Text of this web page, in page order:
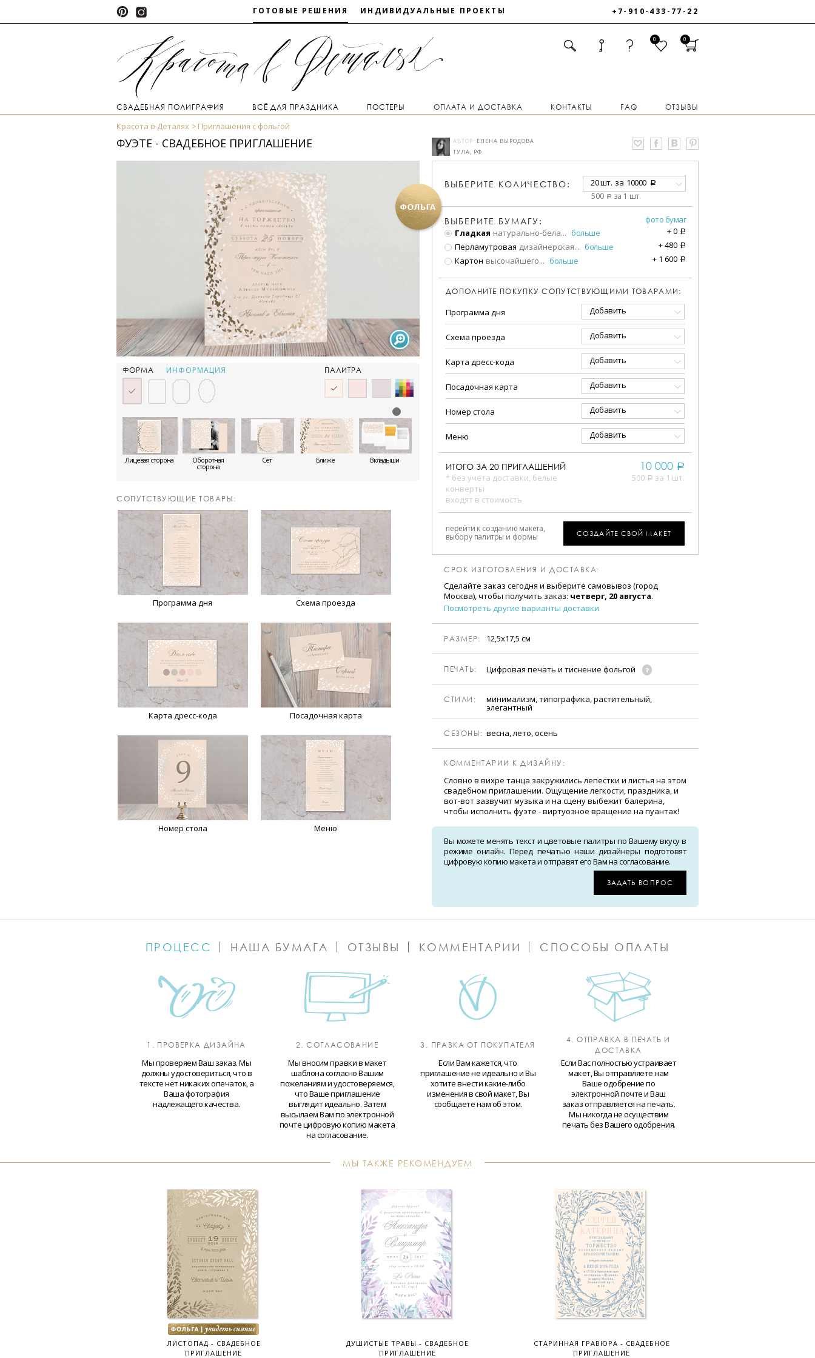
ГОТОВЫЕ РЕШЕНИЯ ИНДИВИДУАЛЬНЫЕ ПРОЕКТЫ +7-910-433-77-22
0 0
СВАДЕБНАЯ ПОЛИГРАФИЯ ВСЁ ДЛЯ ПРАЗДНИКА ПОСТЕРЫ ОПЛАТА И ДОСТАВКА КОНТАКТЫ FAQ ОТЗЫВЫ
Красота в Деталях Приглашения с фольгой
ФУЭТЕ - СВАДЕБНОЕ ПРИГЛАШЕНИЕ
ФОРМА ИНФОРМАЦИЯ ПАЛИТРА
Лицевая сторона Оборотная
сторона
Сет Ближе Вкладыши
CОПУТСТВУЮЩИЕ ТОВАРЫ:
Программа дня Схема проезда
Карта дресс-кода Посадочная карта
Номер стола Меню
АВТОР: ЕЛЕНА ВЫРОДОВА
ТУЛА, РФ
ВЫБЕРИТЕ КОЛИЧЕСТВО: 20 шт. за 10000 a
500 a за 1 шт.
ВЫБЕРИТЕ БУМАГУ:
фото бумаг
Гладкая натурально-бела... больше +0 a
Перламутровая дизайнерская... больше +480 a
Картон высочайшего... больше + 1 600 a
ДОПОЛНИТЕ ПОКУПКУ СОПУТСТВУЮЩИМИ ТОВАРАМИ:
Программа дня Добавить
Схема проезда Добавить
Карта дресс-кода Добавить
Посадочная карта Добавить
Номер стола Добавить
Меню Добавить
ИТОГО ЗА 20 ПРИГЛАШЕНИЙ
* без учета доставки, белые
конверты
входят в стоимость
10 000 a
500 a за 1 шт.
перейти к созданию макета,
выбору палитры и формы
СОЗДАЙТЕ СВОЙ МАКЕТ
СРОК ИЗГОТОВЛЕНИЯ И ДОСТАВКА:
Сделайте заказ сегодня и выберите самовывоз (город
Москва), чтобы получить заказ: четверг, 20 августа.
Посмотреть другие варианты доставки
РАЗМЕР: 12,5х17,5 см
ПЕЧАТЬ: Цифровая печать и тиснение фольгой
CТИЛИ: минимализм, типографика, растительный,
элегантный
CЕЗОНЫ: весна, лето, осень
КОММЕНТАРИИ К ДИЗАЙНУ:
Словно в вихре танца закружились лепестки и листья на этом
свадебном приглашении. Ощущение легкости, праздника, и
вот-вот зазвучит музыка и на сцену выбежит балерина,
чтобы исполнить фуэте - виртуозное вращение на пуантах!
Вы можете менять текст и цветовые палитры по Вашему вкусу в
режиме онлайн. Перед печатью наши дизайнеры подготовят
цифровую копию макета и отправят его Вам на согласование.
ЗАДАТЬ ВОПРОС
ПРОЦЕСС НАША БУМАГА ОТЗЫВЫ КОММЕНТАРИИ СПОСОБЫ ОПЛАТЫ
1. ПРОВЕРКА ДИЗАЙНА
Мы проверяем Ваш заказ. Мы
должны удостовериться, что в
тексте нет никаких опечаток, а
Ваша фотография
надлежащего качества.
2. СОГЛАСОВАНИЕ
Мы вносим правки в макет
шаблона согласно Вашим
пожеланиям и удостоверяемся,
что Ваше приглашение
выглядит идеально. Затем
высылаем Вам по электронной
почте цифровую копию макета
на согласование.
3. ПРАВКА ОТ ПОКУПАТЕЛЯ
Если Вам кажется, что
приглашение не идеально и Вы
хотите внести какие-либо
изменения в свой макет, Вы
сообщаете нам об этом.
4. ОТПРАВКА В ПЕЧАТЬ И
ДОСТАВКА
Если Вас полностью устраивает
макет, Вы отправляете нам
Ваше одобрение по
электронной почте и Ваш
заказ отправляется на печать.
Мы никогда не осуществим
печать без Вашего одобрения.
МЫ ТАКЖЕ РЕКОМЕНДУЕМ
ЛИСТОПАД - СВАДЕБНОЕ
ПРИГЛАШЕНИЕ
ДУШИСТЫЕ ТРАВЫ - СВАДЕБНОЕ
ПРИГЛАШЕНИЕ
СТАРИННАЯ ГРАВЮРА - СВАДЕБНОЕ
ПРИГЛАШЕНИЕ